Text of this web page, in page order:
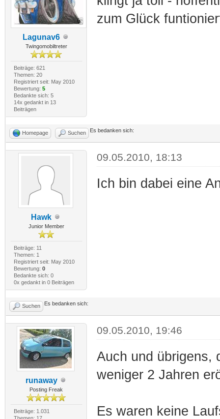
Lagunav6
Twingomobiltreter
Beiträge: 621
Themen: 20
Registriert seit: May 2010
Bewertung: 5
Bedankte sich: 5
14x gedankt in 13
Beiträgen
zum Glück
Homepage Suchen Es bedanken sich:
Hawk
Junior Member
Beiträge: 11
Themen: 1
Registriert seit: May 2010
Bewertung: 0
Bedankte sich: 0
0x gedankt in 0 Beiträgen
09.05.2010, 18:13
Ich bin dabei eine
Suchen Es bedanken sich:
runaway
Posting Freak
Beiträge: 1.031
09.05.2010, 19:46
Auch und übrigens,
weniger 2 Jahren
Es waren keine